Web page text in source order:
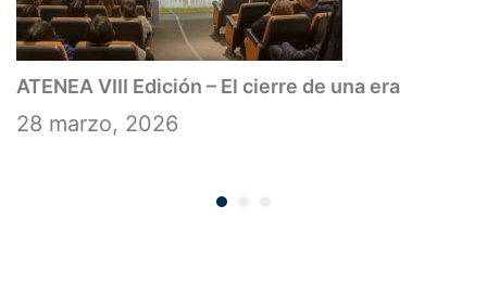
ATENEA VIII Edición – El cierre de una era
28 marzo, 2026